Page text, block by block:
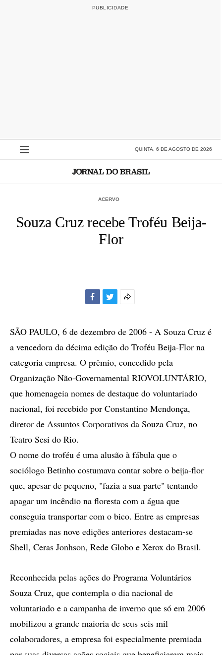
QUINTA, 6 DE AGOSTO DE 2026
ACERVO
Souza Cruz recebe Troféu Beija-
Flor
compartilhamento
SÃO PAULO, 6 de dezembro de 2006 - A Souza Cruz é
a vencedora da décima edição do Troféu Beija-Flor na
categoria empresa. O prêmio, concedido pela
Organização Não-Governamental RIOVOLUNTÁRIO,
que homenageia nomes de destaque do voluntariado
nacional, foi recebido por Constantino Mendonça,
diretor de Assuntos Corporativos da Souza Cruz, no
Teatro Sesi do Rio.
O nome do troféu é uma alusão à fábula que o
sociólogo Betinho costumava contar sobre o beija-flor
que, apesar de pequeno, "fazia a sua parte" tentando
apagar um incêndio na floresta com a água que
conseguia transportar com o bico. Entre as empresas
premiadas nas nove edições anteriores destacam-se
Shell, Ceras Jonhson, Rede Globo e Xerox do Brasil.
Reconhecida pelas ações do Programa Voluntários
Souza Cruz, que contempla o dia nacional de
voluntariado e a campanha de inverno que só em 2006
mobilizou a grande maioria de seus seis mil
colaboradores, a empresa foi especialmente premiada